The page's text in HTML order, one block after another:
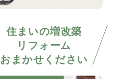
住まいの増改築
リフォーム
おまかせください